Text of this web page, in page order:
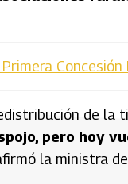
de la
pero hoy
la ministra